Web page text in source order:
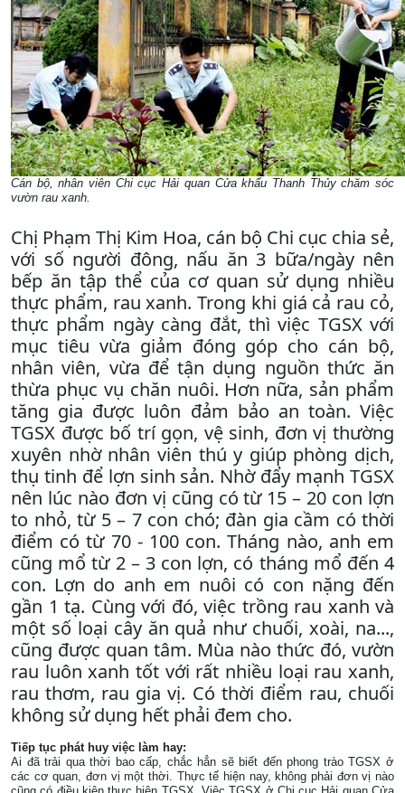
Cán bộ, nhân viên Chi cục Hải quan Cửa khẩu Thanh Thủy chăm sóc
vườn rau xanh.
Chị Phạm Thị Kim Hoa, cán bộ Chi cục chia sẻ,
với số người đông, nấu ăn 3 bữa/ngày nên
bếp ăn tập thể của cơ quan sử dụng nhiều
thực phẩm, rau xanh. Trong khi giá cả rau cỏ,
thực phẩm ngày càng đắt, thì việc TGSX với
mục tiêu vừa giảm đóng góp cho cán bộ,
nhân viên, vừa để tận dụng nguồn thức ăn
thừa phục vụ chăn nuôi. Hơn nữa, sản phẩm
tăng gia được luôn đảm bảo an toàn. Việc
TGSX được bố trí gọn, vệ sinh, đơn vị thường
xuyên nhờ nhân viên thú y giúp phòng dịch,
thụ tinh để lợn sinh sản. Nhờ đẩy mạnh TGSX
nên lúc nào đơn vị cũng có từ 15 – 20 con lợn
to nhỏ, từ 5 – 7 con chó; đàn gia cầm có thời
điểm có từ 70 - 100 con. Tháng nào, anh em
cũng mổ từ 2 – 3 con lợn, có tháng mổ đến 4
con. Lợn do anh em nuôi có con nặng đến
gần 1 tạ. Cùng với đó, việc trồng rau xanh và
một số loại cây ăn quả như chuối, xoài, na...,
cũng được quan tâm. Mùa nào thức đó, vườn
rau luôn xanh tốt với rất nhiều loại rau xanh,
rau thơm, rau gia vị. Có thời điểm rau, chuối
không sử dụng hết phải đem cho.
Tiếp tục phát huy việc làm hay:
Ai đã trải qua thời bao cấp, chắc hẳn sẽ biết đến phong trào TGSX ở
các cơ quan, đơn vị một thời. Thực tế hiện nay, không phải đơn vị nào